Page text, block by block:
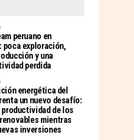
peruano en
poca exploración,
y una
perdida
energética del
un nuevo desafío:
productividad de los
mientras
inversiones